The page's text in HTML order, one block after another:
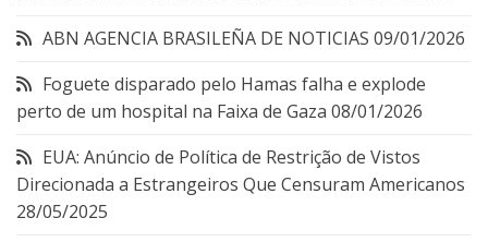
ABN AGENCIA BRASILEÑA DE NOTICIAS 09/01/2026
Foguete disparado pelo Hamas falha e explode
perto de um hospital na Faixa de Gaza 08/01/2026
EUA: Anúncio de Política de Restrição de Vistos
Direcionada a Estrangeiros Que Censuram Americanos
28/05/2025